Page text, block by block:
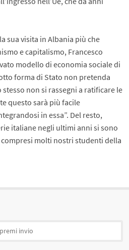
sua visita in Albania più che
e capitalismo, Francesco
modello di economia sociale di
forma di Stato non pretenda
non si rassegni a ratificare le
questo sarà più facile
in essa”. Del resto,
italiane negli ultimi anni si sono
molti nostri studenti della